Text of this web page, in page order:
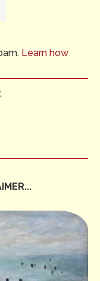
Learn how